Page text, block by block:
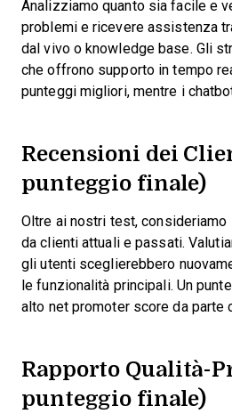
Analizziamo quanto sia facile e
problemi e ricevere assistenza
dal vivo o knowledge base. Gli
che offrono supporto in tempo
punteggi migliori, mentre i
Recensioni dei
punteggio finale)
Oltre ai nostri test,
da clienti attuali e passati.
gli utenti sceglierebbero
le funzionalità principali. Un
alto net promoter score da parte
Rapporto Qualità-
punteggio finale)